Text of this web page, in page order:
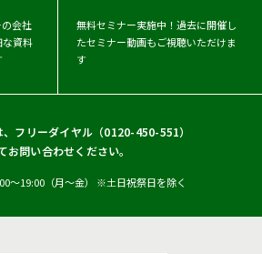
会社
資料
無料セミナー実施中！ 過去に開催し
たセミナー動画もご視聴いただけま
す
、フリーダイヤル（0120-450-551）
お問い合わせください。
〜19:00（月〜金） ※土日祝祭日を除く